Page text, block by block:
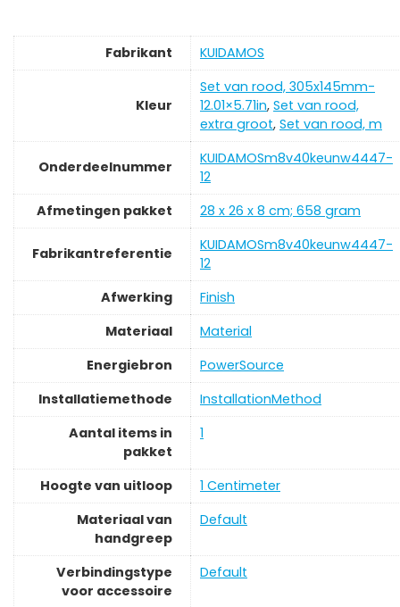
Fabrikant ‎KUIDAMOS
Kleur
‎Set van rood, 305x145mm-
12.01×5.71in, Set van rood,
extra groot, Set van rood, m
Onderdeelnummer
‎KUIDAMOSm8v40keunw4447-
12
Afmetingen pakket
‎28 x 26 x 8 cm; 658 gram
Fabrikantreferentie
‎KUIDAMOSm8v40keunw4447-
12
Afwerking
‎Finish
Materiaal
‎Material
Energiebron
‎PowerSource
Installatiemethode
‎InstallationMethod
Aantal items in
pakket
‎1
Hoogte van uitloop
‎1 Centimeter
Materiaal van
handgreep
‎Default
Verbindingstype
voor accessoire
‎Default